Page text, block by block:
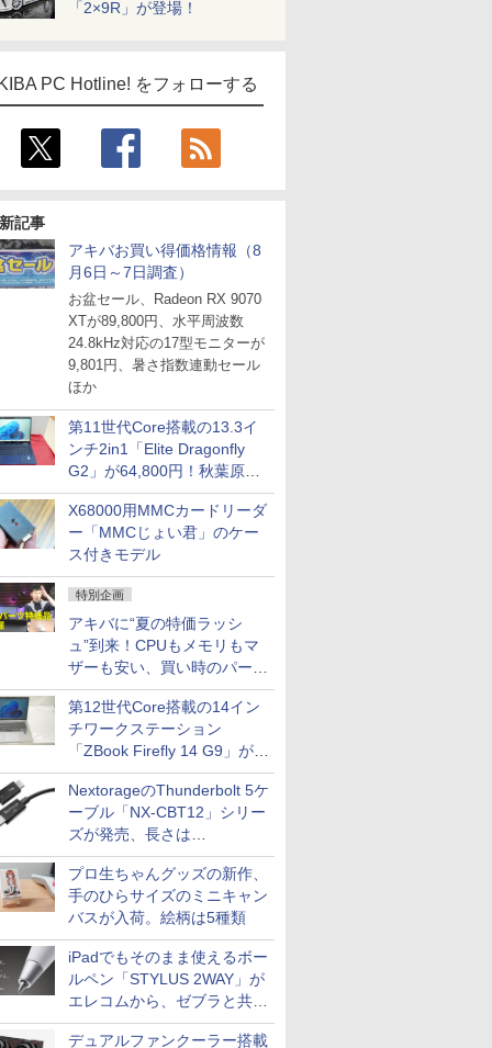
「2×9R」が登場！
PC Hotline! をフォローする
記事
アキバお買い得価格情報（8
月6日～7日調査）
お盆セール、Radeon RX 9070
XTが89,800円、水平周波数
24.8kHz対応の17型モニターが
9,801円、暑さ指数連動セール
ほか
第11世代Core搭載の13.3イ
ンチ2in1「Elite Dragonfly
G2」が64,800円！秋葉原で
中古PCセール
X68000用MMCカードリーダ
ー「MMCじょい君」のケー
ス付きモデル
特別企画
アキバに“夏の特価ラッシ
ュ”到来！CPUもメモリもマ
ザーも安い、買い時のパーツ
は？【8月7日(金)22時配信】
第12世代Core搭載の14イン
チワークステーション
「ZBook Firefly 14 G9」が
79,800円！秋葉原で中古PC
セール
NextorageのThunderbolt 5ケ
ーブル「NX-CBT12」シリー
ズが発売、長さは
30cm/50cm/1mの3種類
プロ生ちゃんグッズの新作、
手のひらサイズのミニキャン
バスが入荷。絵柄は5種類
iPadでもそのまま使えるボー
ルペン「STYLUS 2WAY」が
エレコムから、ゼブラと共同
開発
デュアルファンクーラー搭載